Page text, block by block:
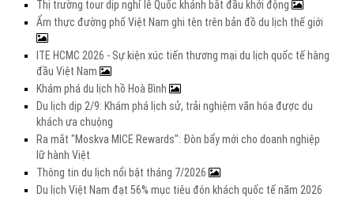
Thị trường tour dịp nghỉ lễ Quốc khánh bắt đầu khởi động
Ẩm thực đường phố Việt Nam ghi tên trên bản đồ du lịch thế giới
ITE HCMC 2026 - Sự kiện xúc tiến thương mại du lịch quốc tế hàng
đầu Việt Nam
Khám phá du lịch hồ Hoà Bình
Du lịch dịp 2/9: Khám phá lịch sử, trải nghiệm văn hóa được du
khách ưa chuộng
Ra mắt "Moskva MICE Rewards": Đòn bẩy mới cho doanh nghiệp
lữ hành Việt
Thông tin du lịch nổi bật tháng 7/2026
Du lịch Việt Nam đạt 56% mục tiêu đón khách quốc tế năm 2026